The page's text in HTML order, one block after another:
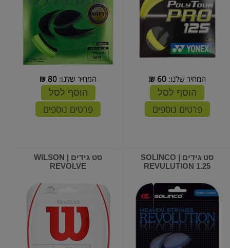
המחיר שלנו:60
₪
הוסף לסל
פרטים נוספים
המחיר שלנו: 80
₪
הוסף לסל
פרטים נוספים
סט גידים | SOLINCO
REVULUTION 1.25
סט גידים | WILSON
REVOLVE